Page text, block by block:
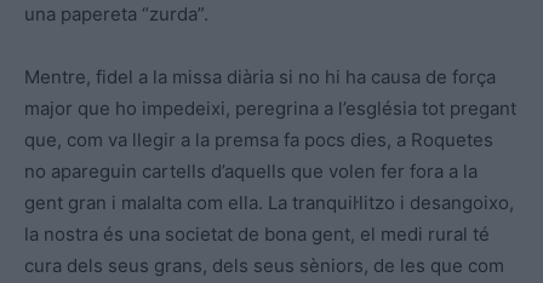
una papereta “zurda”.
Mentre, fidel a la missa diària si no hi ha causa de força
major que ho impedeixi, peregrina a l’església tot pregant
que, com va llegir a la premsa fa pocs dies, a Roquetes
no apareguin cartells d’aquells que volen fer fora a la
gent gran i malalta com ella. La tranquil·litzo i desangoixo,
la nostra és una societat de bona gent, el medi rural té
cura dels seus grans, dels seus sèniors, de les que com